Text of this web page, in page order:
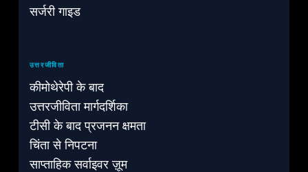
सर्जरी गाइड
उत्तरजीविता
कीमोथेरेपी के बाद
उत्तरजीविता मार्गदर्शिका
टीसी के बाद प्रजनन क्षमता
चिंता से निपटना
साप्ताहिक सर्वाइवर ज़ूम